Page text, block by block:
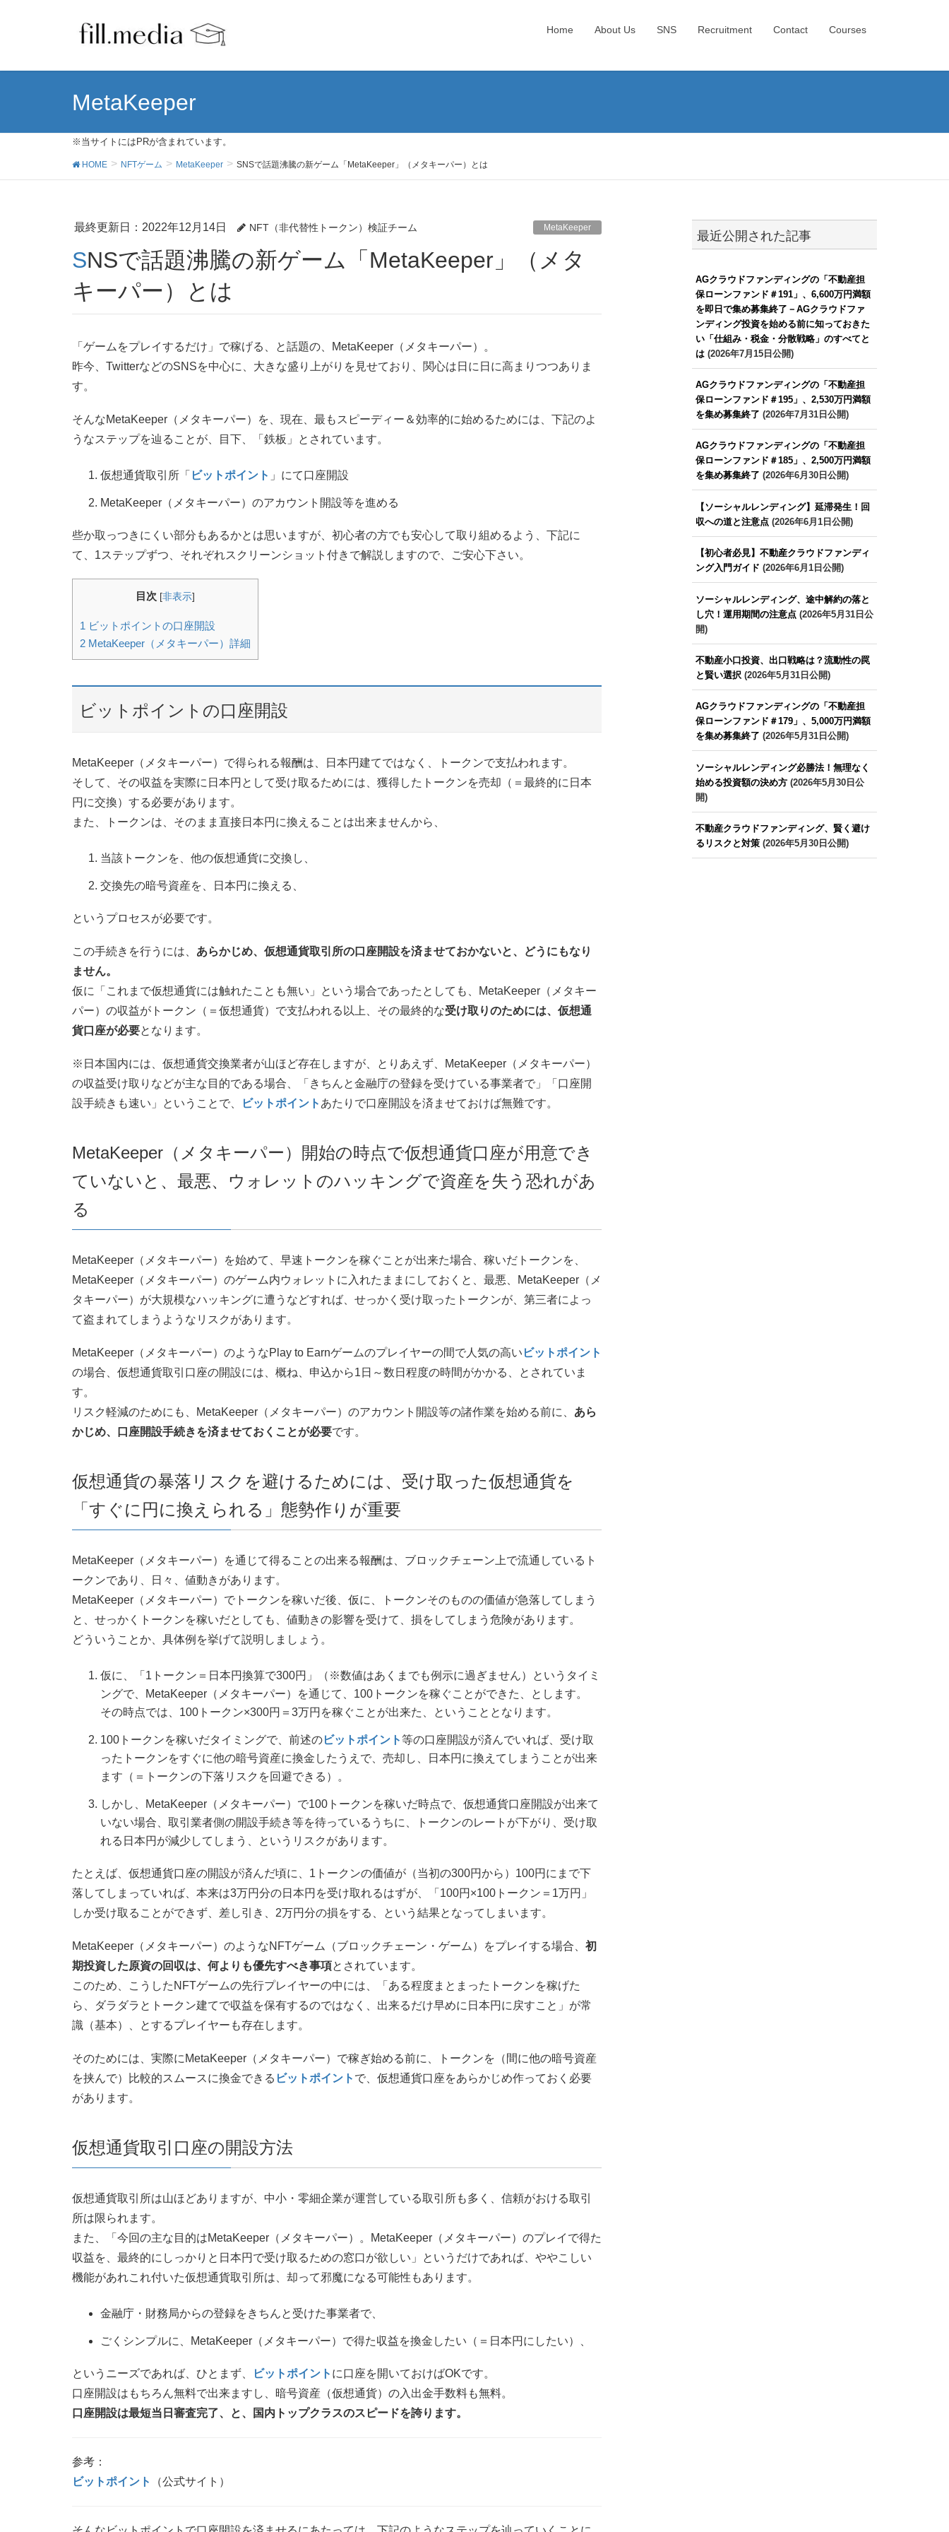
Home About Us SNS Recruitment Contact Courses
MetaKeeper
※当サイトにはPRが含まれています。
HOME NFTゲーム MetaKeeper SNSで話題沸騰の新ゲーム「MetaKeeper」（メタキーパー）とは
最終更新日：2022年12月14日 NFT（非代替性トークン）検証チーム MetaKeeper
SNSで話題沸騰の新ゲーム「MetaKeeper」（メタ
キーパー）とは
「ゲームをプレイするだけ」で稼げる、と話題の、MetaKeeper（メタキーパー）。
昨今、TwitterなどのSNSを中心に、大きな盛り上がりを見せており、関心は日に日に高まりつつありま
す。
そんなMetaKeeper（メタキーパー）を、現在、最もスピーディー＆効率的に始めるためには、下記のよ
うなステップを辿ることが、目下、「鉄板」とされています。
仮想通貨取引所「 ビットポイント 」にて口座開設
MetaKeeper（メタキーパー）のアカウント開設等を進める
些か取っつきにくい部分もあるかとは思いますが、初心者の方でも安心して取り組めるよう、下記に
て、1ステップずつ、それぞれスクリーンショット付きで解説しますので、ご安心下さい。
目次 [非表示]
1 ビットポイントの口座開設
2 MetaKeeper（メタキーパー）詳細
ビットポイントの口座開設
MetaKeeper（メタキーパー）で得られる報酬は、日本円建てではなく、トークンで支払われます。
そして、その収益を実際に日本円として受け取るためには、獲得したトークンを売却（＝最終的に日本
円に交換）する必要があります。
また、トークンは、そのまま直接日本円に換えることは出来ませんから、
当該トークンを、他の仮想通貨に交換し、
交換先の暗号資産を、日本円に換える、
というプロセスが必要です。
この手続きを行うには、 あらかじめ、仮想通貨取引所の口座開設を済ませておかないと、どうにもなり
ません。
仮に「これまで仮想通貨には触れたことも無い」という場合であったとしても、MetaKeeper（メタキー
パー）の収益がトークン（＝仮想通貨）で支払われる以上、その最終的な受け取りのためには、仮想通
貨口座が必要となります。
※日本国内には、仮想通貨交換業者が山ほど存在しますが、とりあえず、MetaKeeper（メタキーパー）
の収益受け取りなどが主な目的である場合、「きちんと金融庁の登録を受けている事業者で」「口座開
設手続きも速い」ということで、
ビットポイント あたりで口座開設を済ませておけば無難です。
MetaKeeper（メタキーパー）開始の時点で仮想通貨口座が用意でき
ていないと、最悪、ウォレットのハッキングで資産を失う恐れがあ
る
MetaKeeper（メタキーパー）を始めて、早速トークンを稼ぐことが出来た場合、稼いだトークンを、
MetaKeeper（メタキーパー）のゲーム内ウォレットに入れたままにしておくと、最悪、MetaKeeper（メ
タキーパー）が大規模なハッキングに遭うなどすれば、せっかく受け取ったトークンが、第三者によっ
て盗まれてしまうようなリスクがあります。
MetaKeeper（メタキーパー）のようなPlay to Earnゲームのプレイヤーの間で人気の高い ビットポイント
の場合、仮想通貨取引口座の開設には、概ね、申込から1日～数日程度の時間がかかる、とされていま
す。
リスク軽減のためにも、MetaKeeper（メタキーパー）のアカウント開設等の諸作業を始める前に、 あら
かじめ、口座開設手続きを済ませておくことが必要です。
仮想通貨の暴落リスクを避けるためには、受け取った仮想通貨を
「すぐに円に換えられる」態勢作りが重要
MetaKeeper（メタキーパー）を通じて得ることの出来る報酬は、ブロックチェーン上で流通しているト
ークンであり、日々、値動きがあります。
MetaKeeper（メタキーパー）でトークンを稼いだ後、仮に、トークンそのものの価値が急落してしまう
と、せっかくトークンを稼いだとしても、値動きの影響を受けて、損をしてしまう危険があります。
どういうことか、具体例を挙げて説明しましょう。
仮に、「1トークン＝日本円換算で300円」（※数値はあくまでも例示に過ぎません）というタイミ
ングで、MetaKeeper（メタキーパー）を通じて、100トークンを稼ぐことができた、とします。
その時点では、100トークン×300円＝3万円を稼ぐことが出来た、ということとなります。
100トークンを稼いだタイミングで、前述のビットポイント等の口座開設が済んでいれば、受け取
ったトークンをすぐに他の暗号資産に換金したうえで、売却し、日本円に換えてしまうことが出来
ます（＝トークンの下落リスクを回避できる）。
しかし、MetaKeeper（メタキーパー）で100トークンを稼いだ時点で、仮想通貨口座開設が出来て
いない場合、取引業者側の開設手続き等を待っているうちに、トークンのレートが下がり、受け取
れる日本円が減少してしまう、というリスクがあります。
たとえば、仮想通貨口座の開設が済んだ頃に、1トークンの価値が（当初の300円から）100円にまで下
落してしまっていれば、本来は3万円分の日本円を受け取れるはずが、「100円×100トークン＝1万円」
しか受け取ることができず、差し引き、2万円分の損をする、という結果となってしまいます。
MetaKeeper（メタキーパー）のようなNFTゲーム（ブロックチェーン・ゲーム）をプレイする場合、 初
期投資した原資の回収は、何よりも優先すべき事項とされています。
このため、こうしたNFTゲームの先行プレイヤーの中には、「ある程度まとまったトークンを稼げた
ら、ダラダラとトークン建てで収益を保有するのではなく、出来るだけ早めに日本円に戻すこと」が常
識（基本）、とするプレイヤーも存在します。
そのためには、実際にMetaKeeper（メタキーパー）で稼ぎ始める前に、トークンを（間に他の暗号資産
を挟んで）比較的スムースに換金できる ビットポイント で、仮想通貨口座をあらかじめ作っておく必要
があります。
仮想通貨取引口座の開設方法
仮想通貨取引所は山ほどありますが、中小・零細企業が運営している取引所も多く、信頼がおける取引
所は限られます。
また、「今回の主な目的はMetaKeeper（メタキーパー）。MetaKeeper（メタキーパー）のプレイで得た
収益を、最終的にしっかりと日本円で受け取るための窓口が欲しい」というだけであれば、ややこしい
機能があれこれ付いた仮想通貨取引所は、却って邪魔になる可能性もあります。
金融庁・財務局からの登録をきちんと受けた事業者で、
ごくシンプルに、MetaKeeper（メタキーパー）で得た収益を換金したい（＝日本円にしたい）、
というニーズであれば、ひとまず、 ビットポイント に口座を開いておけばOKです。
口座開設はもちろん無料で出来ますし、暗号資産（仮想通貨）の入出金手数料も無料。
口座開設は最短当日審査完了、と、国内トップクラスのスピードを誇ります。
参考：
ビットポイント
（公式サイト）
最近公開された記事
AGクラウドファンディングの「不動産担
保ローンファンド＃191」、6,600万円満額
を即日で集め募集終了－AGクラウドファ
ンディング投資を始める前に知っておきた
い「仕組み・税金・分散戦略」のすべてと
は(2026年7月15日公開)
AGクラウドファンディングの「不動産担
保ローンファンド＃195」、2,530万円満額
を集め募集終了 (2026年7月31日公開)
AGクラウドファンディングの「不動産担
保ローンファンド＃185」、2,500万円満額
を集め募集終了 (2026年6月30日公開)
【ソーシャルレンディング】延滞発生！回
収への道と注意点(2026年6月1日公開)
【初心者必見】不動産クラウドファンディ
ング入門ガイド (2026年6月1日公開)
ソーシャルレンディング、途中解約の落と
し穴！運用期間の注意点(2026年5月31日公
開)
不動産小口投資、出口戦略は？流動性の罠
と賢い選択(2026年5月31日公開)
AGクラウドファンディングの「不動産担
保ローンファンド＃179」、5,000万円満額
を集め募集終了 (2026年5月31日公開)
ソーシャルレンディング必勝法！無理なく
始める投資額の決め方(2026年5月30日公
開)
不動産クラウドファンディング、賢く避け
るリスクと対策(2026年5月30日公開)